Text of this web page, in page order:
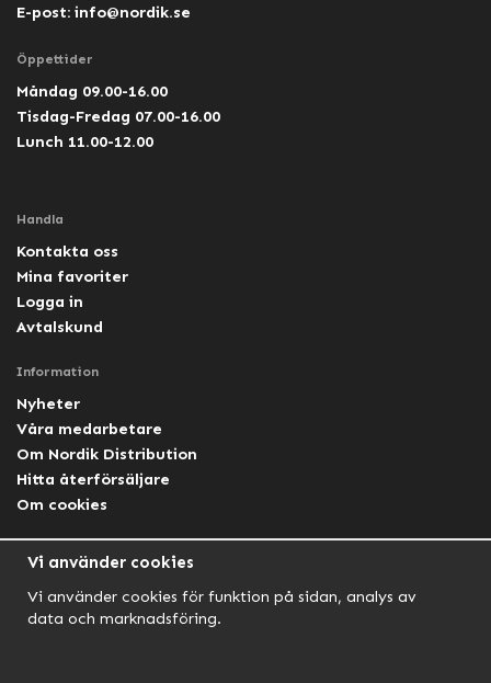
E-post: info@nordik.se
Öppettider
Måndag 09.00-16.00
Tisdag-Fredag 07.00-16.00
Lunch 11.00-12.00
Handla
Kontakta oss
Mina favoriter
Logga in
Avtalskund
Information
Nyheter
Våra medarbetare
Om Nordik Distribution
Hitta återförsäljare
Om cookies
Facebook Lightforce Sweden
Vi använder cookies
Vi använder cookies för funktion på sidan, analys av
data och marknadsföring.